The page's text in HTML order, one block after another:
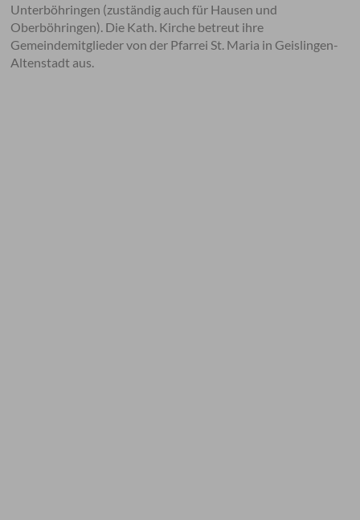
Unterböhringen (zuständig auch für Hausen und
Oberböhringen). Die Kath. Kirche betreut ihre
Gemeindemitglieder von der Pfarrei St. Maria in Geislingen-
Altenstadt aus.